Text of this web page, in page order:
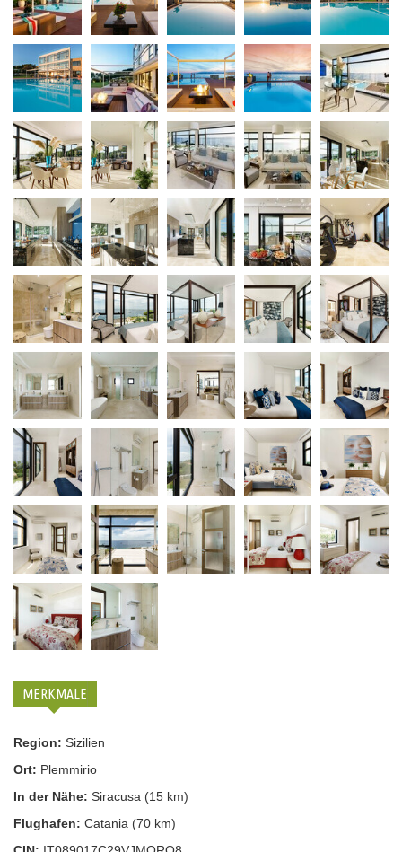
MERKMALE
Region: Sizilien
Ort: Plemmirio
In der Nähe: Siracusa (15 km)
Flughafen: Catania (70 km)